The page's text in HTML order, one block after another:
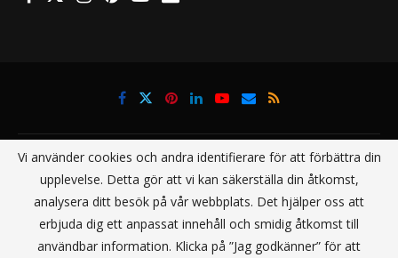
@2021 - All Right Reserved. Designed and Developed by IT Media Group
Vi använder cookies och andra identifierare för att förbättra din
upplevelse. Detta gör att vi kan säkerställa din åtkomst,
analysera ditt besök på vår webbplats. Det hjälper oss att
erbjuda dig ett anpassat innehåll och smidig åtkomst till
användbar information. Klicka på ”Jag godkänner” för att